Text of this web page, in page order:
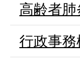
高齢者
行政事